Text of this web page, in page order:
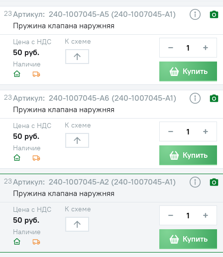
23
240-1007045-А5 (240-1007045-А1)
Пружина клапана наружняя
Наличие
Цена с НДС
50 руб.
К схеме − +
Купить
23
240-1007045-А6 (240-1007045-А1)
Пружина клапана наружняя
Наличие
Цена с НДС
50 руб.
К схеме − +
Купить
23
240-1007045-А2 (240-1007045-А1)
Пружина клапана наружняя
Наличие
Цена с НДС
50 руб.
К схеме − +
Купить